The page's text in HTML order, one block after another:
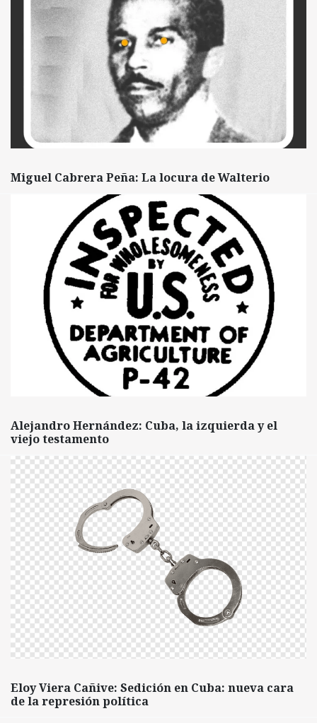
Miguel Cabrera Peña: La locura de Walterio
Alejandro Hernández: Cuba, la izquierda y el
viejo testamento
Eloy Viera Cañive: Sedición en Cuba: nueva cara
de la represión política